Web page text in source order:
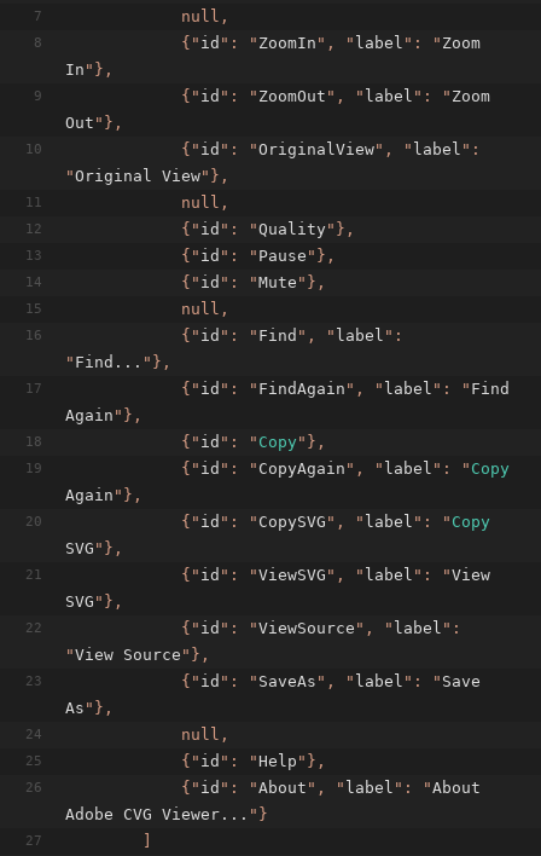
            null,
            {"
id ": " ZoomIn ", " label ": " Zoom
In "},
            {"
id ": " ZoomOut ", " label ": " Zoom
Out "},
            {"
id ": "OriginalView", " label ":
"Original View"},
            null,
            {"
id ": "Quality "},
            {"
id ": " Pause "},
            {"
id ": "Mute "},
            null,
            {"
id ": " Find ", " label ":
" Find... "},
            {"
id ": " FindAgain ", " label ": " Find
Again "},
            {"
id ": " Copy "},
            {"
id ": " CopyAgain ", " label ": " Copy
Again "},
            {"
id ": " CopySVG ", " label ": " Copy
SVG "},
            {"
id ": "ViewSVG ", " label ": "View
SVG "},
            {"
id ": "ViewSource ", " label ":
"View Source "},
            {"
id ": " SaveAs ", " label ": " Save
As "},
            null,
            {"
id ": "Help "},
            {"
id ": "About ", " label ": "About
Adobe CVG Viewer... "}